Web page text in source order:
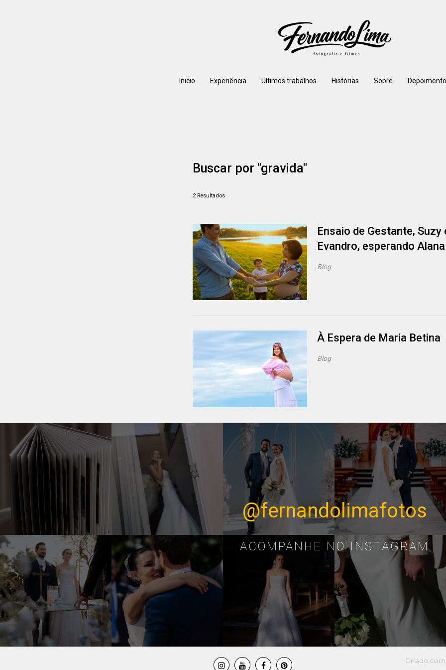
Inicio Experiência Ultimos trabalhos Histórias Sobre
Buscar por "gravida"
2 Resultados
Ensaio de Gestante, Suzy
Evandro, esperando Alana
Blog
À Espera de Maria Betina
Blog
@fernandolimafotos
ACOMPANHE NO INSTAGRAM